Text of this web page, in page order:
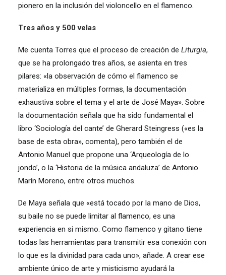
pionero en la inclusión del violoncello en el flamenco.
Tres años y 500 velas
Me cuenta Torres que el proceso de creación de Liturgia,
que se ha prolongado tres años, se asienta en tres
pilares: «la observación de cómo el flamenco se
materializa en múltiples formas, la documentación
exhaustiva sobre el tema y el arte de José Maya». Sobre
la documentación señala que ha sido fundamental el
libro ‘Sociología del cante’ de Gherard Steingress («es la
base de esta obra», comenta), pero también el de
Antonio Manuel que propone una ‘Arqueología de lo
jondo’, o la ‘Historia de la música andaluza’ de Antonio
Marín Moreno, entre otros muchos.
De Maya señala que «está tocado por la mano de Dios,
su baile no se puede limitar al flamenco, es una
experiencia en si mismo. Como flamenco y gitano tiene
todas las herramientas para transmitir esa conexión con
lo que es la divinidad para cada uno», añade. A crear ese
ambiente único de arte y misticismo ayudará la